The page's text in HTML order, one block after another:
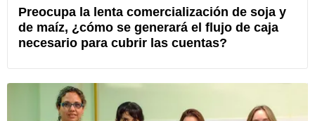
Preocupa la lenta comercialización de soja y
de maíz, ¿cómo se generará el flujo de caja
necesario para cubrir las cuentas?